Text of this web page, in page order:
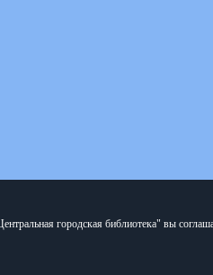
городская библиотека" вы